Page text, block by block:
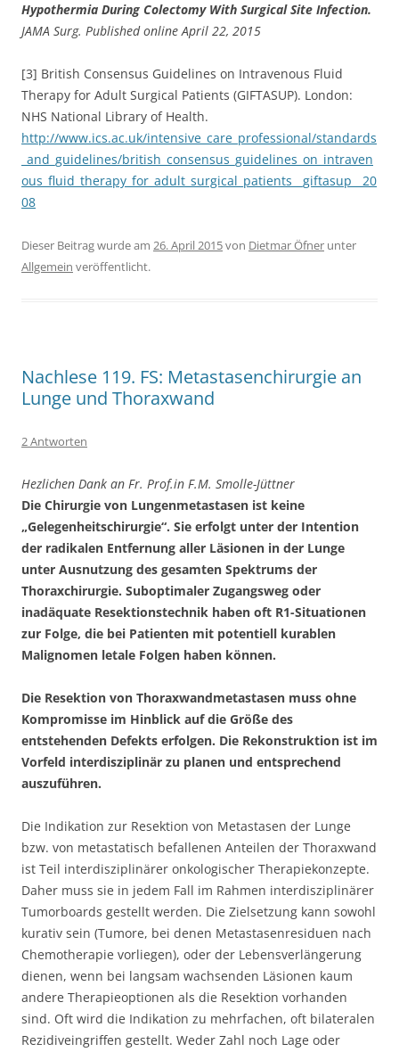
Hypothermia During Colectomy With Surgical Site Infection.
JAMA Surg. Published online April 22, 2015
[3] British Consensus Guidelines on Intravenous Fluid
Therapy for Adult Surgical Patients (GIFTASUP). London:
NHS National Library of Health.
http://www.ics.ac.uk/intensive_care_professional/standards
_and_guidelines/british_consensus_guidelines_on_intraven
ous_fluid_therapy_for_adult_surgical_patients__giftasup__20
08
Dieser Beitrag wurde am 26. April 2015von Dietmar Öfner unter
Allgemein veröffentlicht.
Nachlese 119. FS: Metastasenchirurgie an
Lunge und Thoraxwand
2 Antworten
Hezlichen Dank an Fr. Prof.in F.M. Smolle-Jüttner
Die Chirurgie von Lungenmetastasen ist keine
„Gelegenheitschirurgie“. Sie erfolgt unter der Intention
der radikalen Entfernung aller Läsionen in der Lunge
unter Ausnutzung des gesamten Spektrums der
Thoraxchirurgie. Suboptimaler Zugangsweg oder
inadäquate Resektionstechnik haben oft R1-Situationen
zur Folge, die bei Patienten mit potentiell kurablen
Malignomen letale Folgen haben können.
Die Resektion von Thoraxwandmetastasen muss ohne
Kompromisse im Hinblick auf die Größe des
entstehenden Defekts erfolgen. Die Rekonstruktion ist im
Vorfeld interdisziplinär zu planen und entsprechend
auszuführen.
Die Indikation zur Resektion von Metastasen der Lunge
bzw. von metastatisch befallenen Anteilen der Thoraxwand
ist Teil interdisziplinärer onkologischer Therapiekonzepte.
Daher muss sie in jedem Fall im Rahmen interdisziplinärer
Tumorboards gestellt werden. Die Zielsetzung kann sowohl
kurativ sein (Tumore, bei denen Metastasenresiduen nach
Chemotherapie vorliegen), oder der Lebensverlängerung
dienen, wenn bei langsam wachsenden Läsionen kaum
andere Therapieoptionen als die Resektion vorhanden
sind. Oft wird die Indikation zu mehrfachen, oft bilateralen
Rezidiveingriffen gestellt. Weder Zahl noch Lage oder